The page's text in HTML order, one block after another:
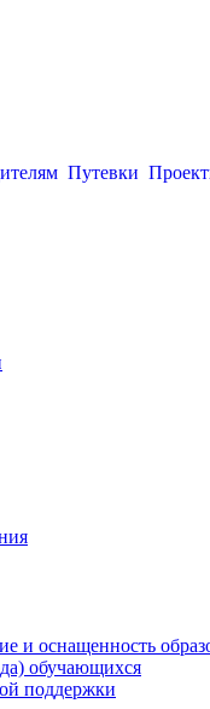
Путевки
и оснащенность
обучающихся
поддержки